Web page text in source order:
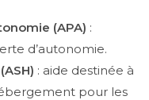
(APA) :
d’autonomie.
: aide destinée à
pour les